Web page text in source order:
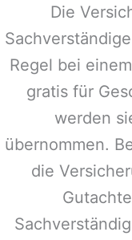
Die
Regel bei
gratis für
werden
übernommen.
die